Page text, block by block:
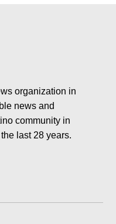
organization in
news and
community in
last 28 years.